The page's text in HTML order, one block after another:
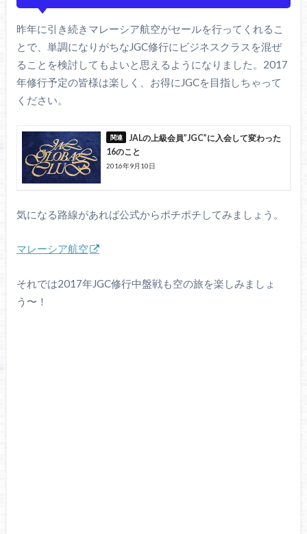
昨年に引き続きマレーシア航空がセールを行ってくれるこ
とで、単調になりがちなJGC修行にビジネスクラスを混ぜ
ることを検討してもよいと思えるようになりました。2017
年修行予定の皆様は楽しく、お得にJGCを目指しちゃって
ください。
JALの上級会員”JGC”に入会して変わった
16のこと
2016年9月10日
気になる路線があれば公式からポチポチしてみましょう。
マレーシア航空
それでは2017年JGC修行中盤戦も空の旅を楽しみましょ
う〜！